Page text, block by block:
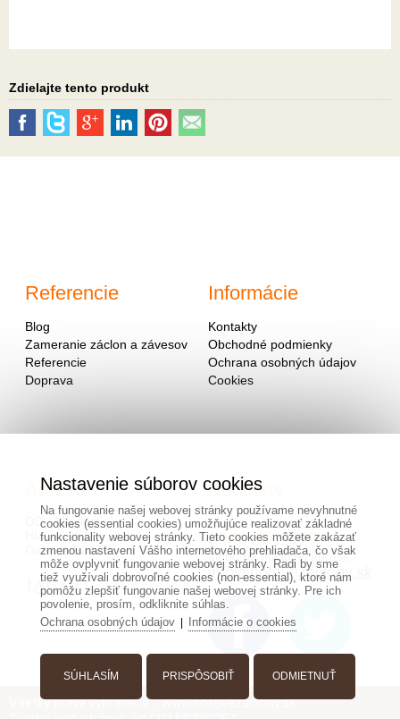
Zdielajte tento produkt
Referencie
Blog
Zameranie záclon a závesov
Referencie
Doprava
Informácie
Kontakty
Obchodné podmienky
Ochrana osobných údajov
Cookies
Adresa
OD - Mladosť
Hlavná 951
Galanta 924 01
Kontakty
0940 091 999
alebo na mailovej adrese
info@hotovezaclony.sk
Všetky práva vyhradené - www.hotovezaclony.sk
Nastavenie súborov cookies
Na fungovanie našej webovej stránky používame nevyhnutné
cookies (essential cookies) umožňujúce realizovať základné
funkcionality webovej stránky. Tieto cookies môžete zakázať
zmenou nastavení Vášho internetového prehliadača, čo však
môže ovplyvniť fungovanie webovej stránky. Radi by sme
tiež využívali dobrovoľné cookies (non-essential), ktoré nám
pomôžu zlepšiť fungovanie našej webovej stránky. Pre ich
povolenie, prosím, odkliknite súhlas.
Ochrana osobných údajov| Informácie o cookies
SÚHLASÍM PRISPÔSOBIŤ ODMIETNUŤ